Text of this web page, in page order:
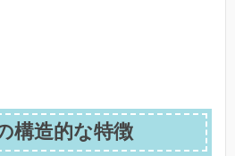
構造的な特徴